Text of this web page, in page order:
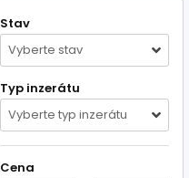
Stav
Vyberte stav
Typ inzerátu
Vyberte typ inzerátu
Cena